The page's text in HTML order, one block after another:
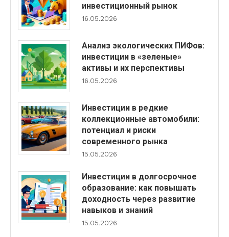
инвестиционный рынок
16.05.2026
Анализ экологических ПИФов:
инвестиции в «зеленые»
активы и их перспективы
16.05.2026
Инвестиции в редкие
коллекционные автомобили:
потенциал и риски
современного рынка
15.05.2026
Инвестиции в долгосрочное
образование: как повышать
доходность через развитие
навыков и знаний
15.05.2026